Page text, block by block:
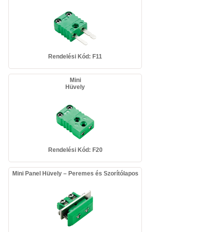
Rendelési Kód: F11
Mini
Hüvely
Rendelési Kód: F20
Mini Panel Hüvely – Peremes és Szorítólapos